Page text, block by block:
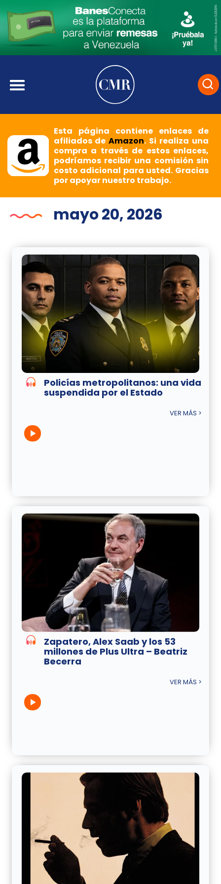
Esta página contiene enlaces de
afiliados deAmazon. Si realiza una
compra a través de estos enlaces,
podríamos recibir una comisión sin
costo adicional para usted. Gracias
por apoyar nuestro trabajo.
mayo 20, 2026
Policías metropolitanos: una vida
suspendida por el Estado
VER MÁS >
Zapatero, Alex Saab y los 53
millones de Plus Ultra – Beatriz
Becerra
VER MÁS >